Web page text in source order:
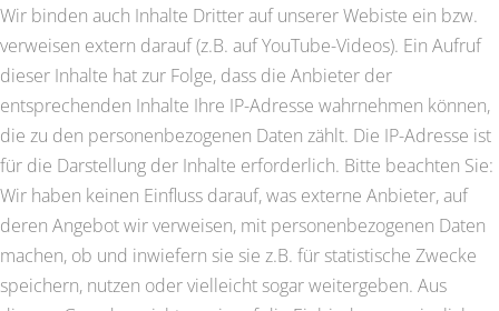
Wir binden auch Inhalte Dritter auf unserer Webiste ein bzw.
verweisen extern darauf (z.B. auf YouTube-Videos). Ein Aufruf
dieser Inhalte hat zur Folge, dass die Anbieter der
entsprechenden Inhalte Ihre IP-Adresse wahrnehmen können,
die zu den personenbezogenen Daten zählt. Die IP-Adresse ist
für die Darstellung der Inhalte erforderlich. Bitte beachten Sie:
Wir haben keinen Einfluss darauf, was externe Anbieter, auf
deren Angebot wir verweisen, mit personenbezogenen Daten
machen, ob und inwiefern sie sie z.B. für statistische Zwecke
speichern, nutzen oder vielleicht sogar weitergeben. Aus